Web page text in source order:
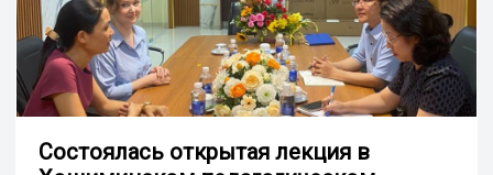
Состоялась открытая лекция в